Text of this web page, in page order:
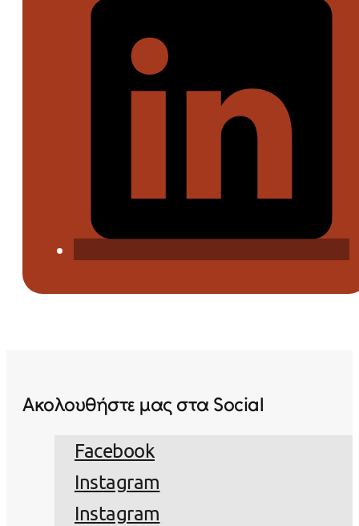
Ακολουθήστε μας στα Social
Facebook
Instagram
Instagram